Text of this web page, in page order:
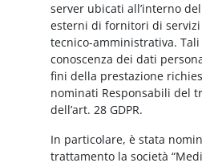
server ubicati all’interno
esterni di fornitori di
tecnico-amministrativa.
conoscenza dei dati
fini della prestazione
nominati Responsabili del
dell’art. 28 GDPR.
In particolare, è stata
trattamento la società